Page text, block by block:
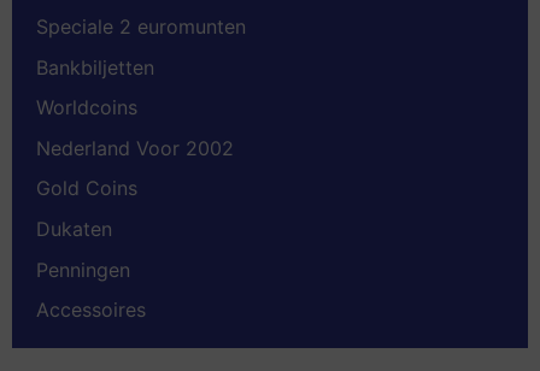
Speciale 2 euromunten
Bankbiljetten
Worldcoins
Nederland Voor 2002
Gold Coins
Dukaten
Penningen
Accessoires